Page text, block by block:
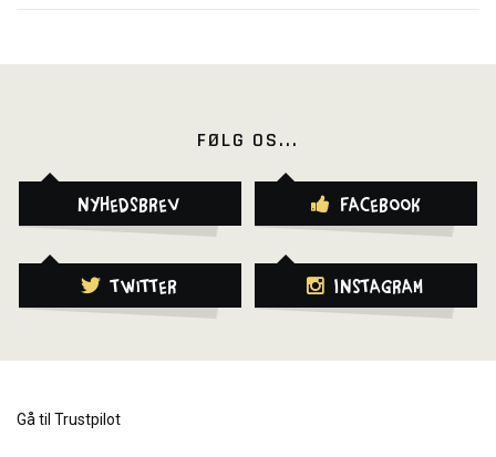
FØLG OS...
Nyhedsbrev Facebook
Twitter Instagram
Gå til Trustpilot